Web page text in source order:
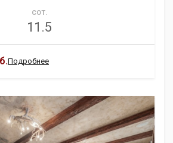
СОТ.
11.5
Подробнее